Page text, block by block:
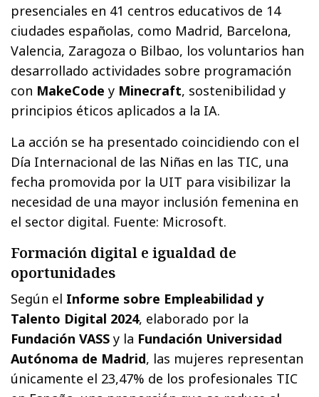
presenciales en 41 centros educativos de 14
ciudades españolas, como Madrid, Barcelona,
Valencia, Zaragoza o Bilbao, los voluntarios han
desarrollado actividades sobre programación
con MakeCode y Minecraft, sostenibilidad y
principios éticos aplicados a la IA.
La acción se ha presentado coincidiendo con el
Día Internacional de las Niñas en las TIC, una
fecha promovida por la UIT para visibilizar la
necesidad de una mayor inclusión femenina en
el sector digital. Fuente: Microsoft.
Formación digital e igualdad de
oportunidades
Según el Informe sobre Empleabilidad y
Talento Digital 2024, elaborado por la
Fundación VASS y la Fundación Universidad
Autónoma de Madrid, las mujeres representan
únicamente el 23,47% de los profesionales TIC